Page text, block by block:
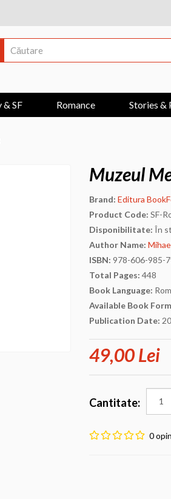
& SF Romance Stories &
Muzeul
Brand: Editura
Product Code: SF-
Disponibilitate: În
Author Name:
ISBN: 978-606-985-
Total Pages: 448
Book Language:
Available Book
Publication Date:
49,00 Lei
Cantitate:
0